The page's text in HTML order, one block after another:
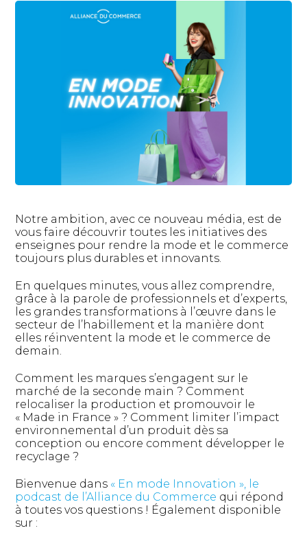
Notre ambition, avec ce nouveau média, est de
vous faire découvrir toutes les initiatives des
enseignes pour rendre la mode et le commerce
toujours plus durables et innovants.
En quelques minutes, vous allez comprendre,
grâce à la parole de professionnels et d’experts,
les grandes transformations à l’œuvre dans le
secteur de l’habillement et la manière dont
elles réinventent la mode et le commerce de
demain.
Comment les marques s’engagent sur le
marché de la seconde main ? Comment
relocaliser la production et promouvoir le
« Made in France » ? Comment limiter l’impact
environnemental d’un produit dès sa
conception ou encore comment développer le
recyclage ?
Bienvenue dans « En mode Innovation », le
podcast de l’Alliance du Commerce qui répond
à toutes vos questions ! Également disponible
sur :